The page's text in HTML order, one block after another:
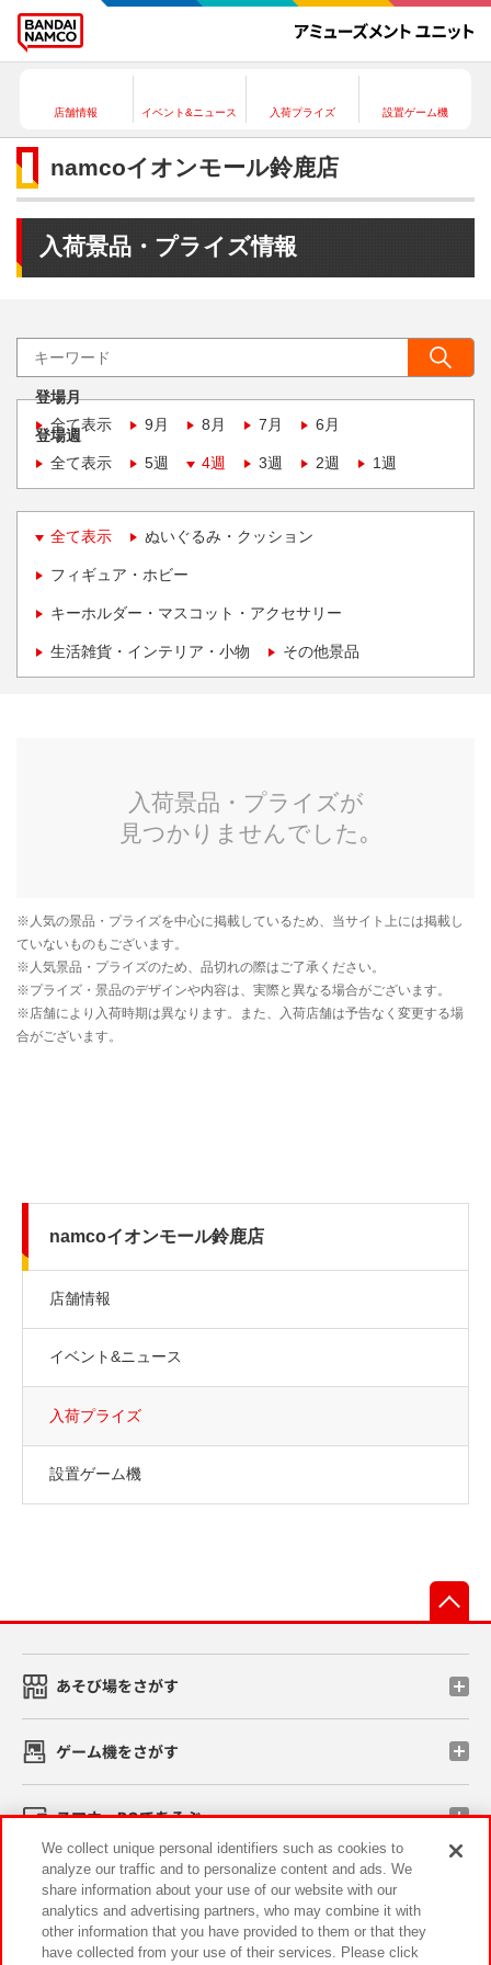
店舗情報 イベント&ニュース 入荷プライズ 設置ゲーム機
namcoイオンモール鈴鹿店
入荷景品・プライズ情報
登場月
全て表示
9月 8月 7月 6月
登場週
全て表示
5週 4週 3週 2週 1週
全て表示 ぬいぐるみ・クッション
フィギュア・ホビー
キーホルダー・マスコット・アクセサリー
生活雑貨・インテリア・小物 その他景品
namcoイオンモール鈴鹿店
店舗情報
イベント&ニュース
入荷プライズ
設置ゲーム機
あそび場をさがす
ゲーム機をさがす
スマホ・PCであそぶ
イベント・キャンペーン
We collect unique personal identifiers such as cookies to
analyze our traffic and to personalize content and ads. We
share information about your use of our website with our
analytics and advertising partners, who may combine it with
other information that you have provided to them or that they
have collected from your use of their services. Please click